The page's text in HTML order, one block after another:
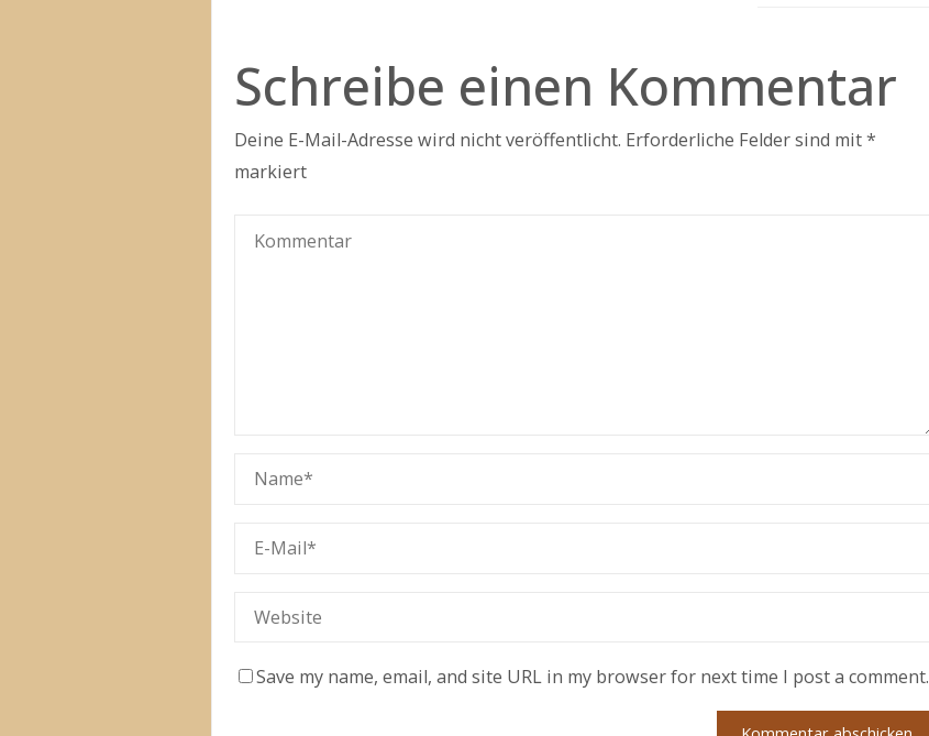
Schreibe einen Kommentar
Deine E-Mail-Adresse wird nicht veröffentlicht. Erforderliche Felder sind mit*
markiert
Save my name, email, and site URL in my browser for next time I post a comment.